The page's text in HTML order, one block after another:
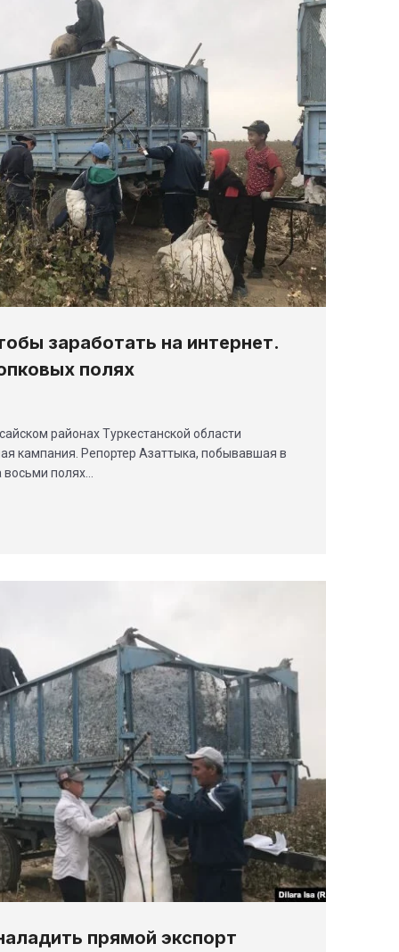
заработать на интернет.
полях
районах Туркестанской области
кампания. Репортер Азаттыка, побывавшая в
полях…
прямой экспорт